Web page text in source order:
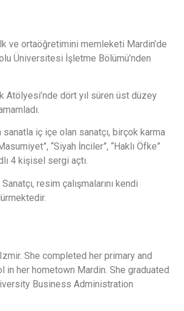
ve ortaöğretimini memleketi Mardin’de
Üniversitesi İşletme Bölümü’nden
Atölyesi’nde dört yıl süren üst düzey
sanatla iç içe olan sanatçı, birçok karma
“Siyah İnciler”, “Haklı Öfke”
4 kişisel sergi açtı.
resim çalışmalarını kendi
She completed her primary and
in her hometown Mardin. She graduated
Business Administration